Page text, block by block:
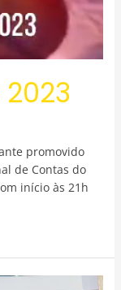
promovido
de Contas do
início às 21h